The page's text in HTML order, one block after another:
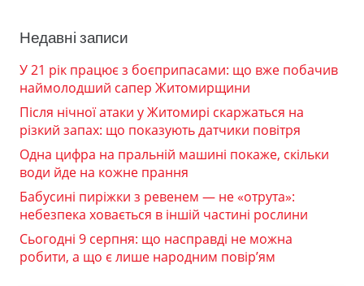
Недавні записи
У 21 рік працює з боєприпасами: що вже побачив
наймолодший сапер Житомирщини
Після нічної атаки у Житомирі скаржаться на
різкий запах: що показують датчики повітря
Одна цифра на пральній машині покаже, скільки
води йде на кожне прання
Бабусині пиріжки з ревенем — не «отрута»:
небезпека ховається в іншій частині рослини
Сьогодні 9 серпня: що насправді не можна
робити, а що є лише народним повір’ям